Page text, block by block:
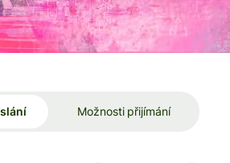
Možnosti přijímání